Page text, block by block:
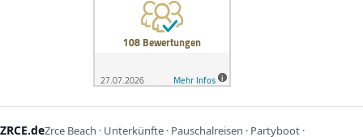
ZRCE.deZrce Beach · Unterkünfte · Pauschalreisen · Partyboot ·